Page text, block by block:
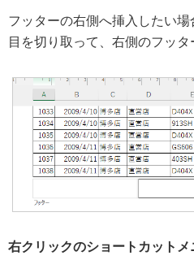
フッターの右側へ挿入したい
目を切り取って、右側のフッタ
右クリックのショートカット